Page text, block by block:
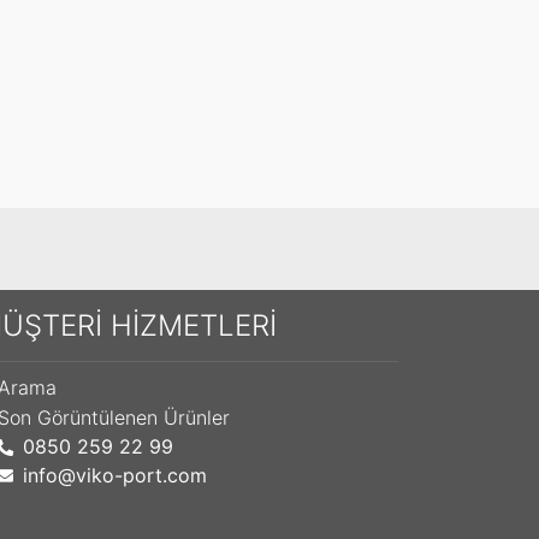
HIZMETLERI
Son Görüntülenen Ürünler
0850 259 22 99
info@viko-port.com